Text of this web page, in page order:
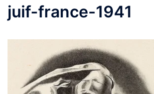
juif-france-1941